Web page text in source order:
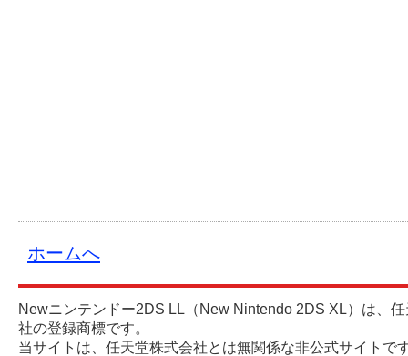
ホームへ
Newニンテンドー2DS LL（New Nintendo 2DS XL）は、
社の登録商標です。
当サイトは、任天堂株式会社とは無関係な非公式サイトで